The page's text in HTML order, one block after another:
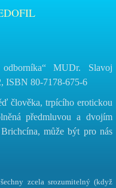
MUDr. Slavoj
ISBN 80-7178-675-6
člověka, trpícího erotickou
předmluvou a dvojím
může být pro nás
zcela srozumitelný (když